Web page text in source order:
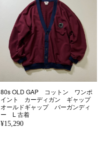
80s OLD GAP コットン ワンポ
イント カーディガン ギャップ
オールドギャップ バーガンディ
ー L 古着
¥15,290